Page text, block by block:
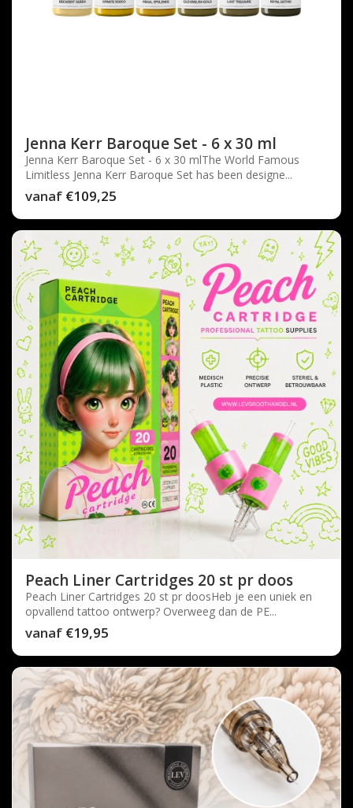
Jenna Kerr Baroque Set - 6 x 30 ml
Jenna Kerr Baroque Set - 6 x 30 mlThe World Famous
Limitless Jenna Kerr Baroque Set has been designe...
vanaf €109,25
Peach Liner Cartridges 20 st pr doos
Peach Liner Cartridges 20 st pr doosHeb je een uniek en
opvallend tattoo ontwerp? Overweeg dan de PE...
vanaf €19,95